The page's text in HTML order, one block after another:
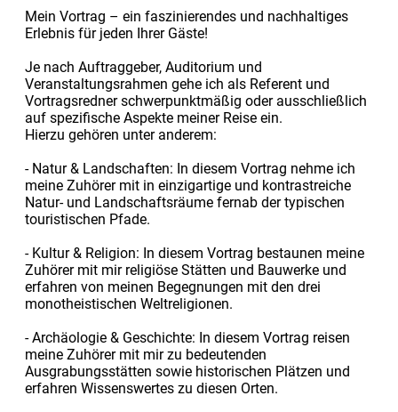
Mein Vortrag – ein faszinierendes und nachhaltiges
Erlebnis für jeden Ihrer Gäste!
Je nach Auftraggeber, Auditorium und
Veranstaltungsrahmen gehe ich als Referent und
Vortragsredner schwerpunktmäßig oder ausschließlich
auf spezifische Aspekte meiner Reise ein.
Hierzu gehören unter anderem:
- Natur & Landschaften: In diesem Vortrag nehme ich
meine Zuhörer mit in einzigartige und kontrastreiche
Natur- und Landschaftsräume fernab der typischen
touristischen Pfade.
- Kultur & Religion: In diesem Vortrag bestaunen meine
Zuhörer mit mir religiöse Stätten und Bauwerke und
erfahren von meinen Begegnungen mit den drei
monotheistischen Weltreligionen.
- Archäologie & Geschichte: In diesem Vortrag reisen
meine Zuhörer mit mir zu bedeutenden
Ausgrabungsstätten sowie historischen Plätzen und
erfahren Wissenswertes zu diesen Orten.